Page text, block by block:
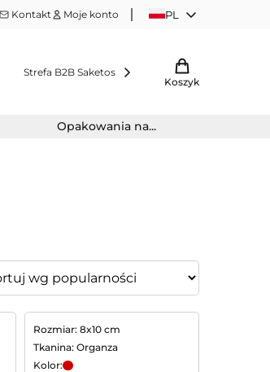
Kontakt Moje konto PL
Strefa B2B Saketos
Koszyk
Opakowania na...
Rozmiar: 8x10 cm
Tkanina: Organza
Kolor: